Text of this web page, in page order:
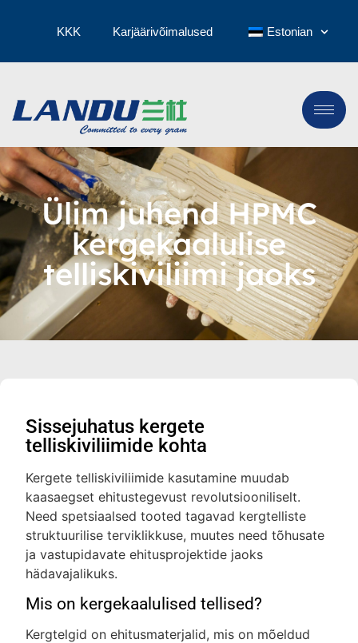
KKK Karjäärivõimalused Estonian
Ülim juhend HPMC
kergekaalulise
telliskiviliimi jaoks
Sissejuhatus kergete
telliskiviliimide kohta
Kergete telliskiviliimide kasutamine muudab
kaasaegset ehitustegevust revolutsiooniliselt.
Need spetsiaalsed tooted tagavad kergtelliste
struktuurilise terviklikkuse, muutes need tõhusate
ja vastupidavate ehitusprojektide jaoks
hädavajalikuks.
Mis on kergekaalulised tellised?
Kergtelgid on ehitusmaterjalid, mis on mõeldud